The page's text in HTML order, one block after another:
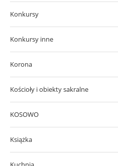
Konkursy
Konkursy inne
Korona
Kościoły i obiekty sakralne
KOSOWO
Książka